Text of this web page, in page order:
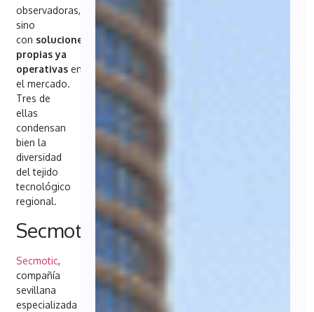
observadoras,
sino
con soluciones
propias ya
operativas en
el mercado.
Tres de
ellas
condensan
bien la
diversidad
del tejido
tecnológico
regional.
Secmotic
Secmotic,
compañía
sevillana
especializada